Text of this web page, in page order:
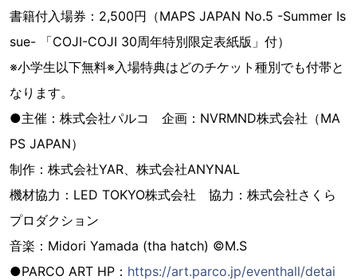
書籍付入場券：2,500円（MAPS JAPAN No.5 -Summer Is
sue- 「COJI-COJI 30周年特別限定表紙版」付）
※小学生以下無料※入場特典はどのチケット種別でも付帯と
なります。
●主催：株式会社パルコ 企画：NVRMND株式会社（MA
PS JAPAN）
制作：株式会社YAR、株式会社ANYNAL
機材協力：LED TOKYO株式会社 協力：株式会社さくら
プロダクション
音楽：Midori Yamada (tha hatch) ©M.S
●PARCO ART HP： https://art.parco.jp/eventhall/detai